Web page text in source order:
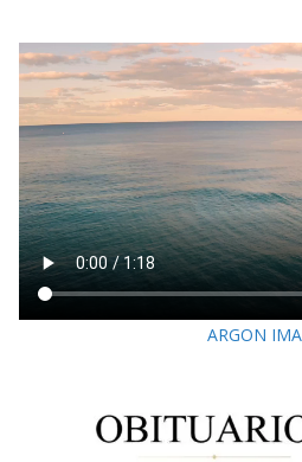
ARGON